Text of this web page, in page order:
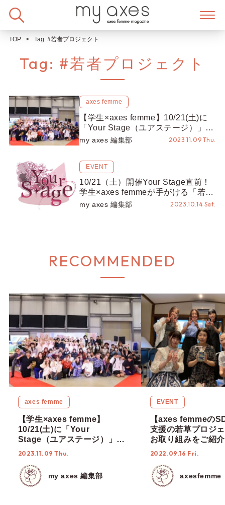
TOP Tag: #若者プロジェクト
Tag: #若者プロジェクト
axes femme
【学生×axes femme】10/21(土)に
「Your Stage（ユアステージ）」を
開催しました！若者一人ひとりが主
my axes 編集部 2023.11.09 Thu.
EVENT
10/21（土）開催Your Stage直前！
学生×axes femmeが手がける「若者
プロジェクト」の裏側をご紹介！
my axes 編集部 2023.10.14 Sat.
RECOMMENDED
axes femme
【学生×axes femme】
10/21(土)に「Your
Stage（ユアステージ）」を
開催しました！若者一人ひと
クト】
2023.11.09 Thu.
my axes 編集部
EVENT
【axes femmeの
支援の若草プロジ
お取り組みをご紹介
2022.09.16 Fri.
axesfemme